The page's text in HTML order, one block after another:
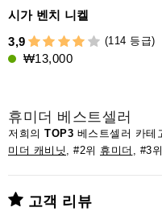
시가 벤치 니켈
3,9
(114 등급)
₩13,000
휴미더 베스트셀러
저희의 TOP3
미더 캐비닛 , #2위 휴미더 , #3위
고객 리뷰